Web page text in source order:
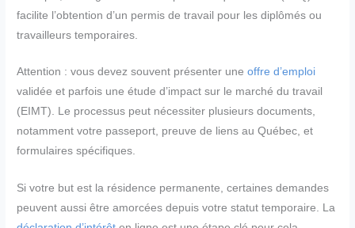
facilite l’obtention d’un permis de travail pour les diplômés ou
travailleurs temporaires.
Attention : vous devez souvent présenter uneoffre d’emploi
validée et parfois une étude d’impact sur le marché du travail
(EIMT). Le processus peut nécessiter plusieurs documents,
notamment votre passeport, preuve de liens au Québec, et
formulaires spécifiques.
Si votre but est la résidence permanente, certaines demandes
peuvent aussi être amorcées depuis votre statut temporaire. La